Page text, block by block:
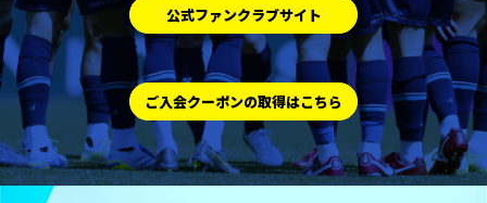
公式ファンクラブサイト
ご入会クーポンの取得はこちら